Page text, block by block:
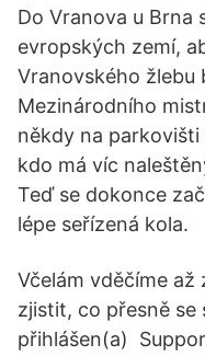
Do Vranova u Brna
evropských zemí,
Vranovského žlebu
Mezinárodního
někdy na parkovišti
kdo má víc
Teď se dokonce
lépe seřízená kola.
Včelám vděčíme až
zjistit, co přesně se
přihlášen(a)